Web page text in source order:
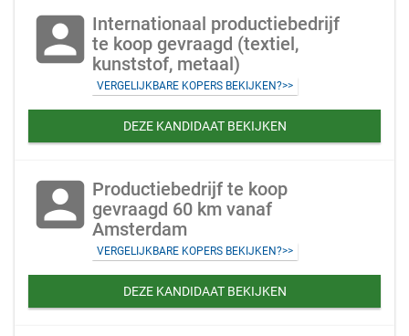
account_box Internationaal productiebedrijf
te koop gevraagd (textiel,
kunststof, metaal)
VERGELIJKBARE KOPERS BEKIJKEN?>>
DEZE KANDIDAAT BEKIJKEN
account_box Productiebedrijf te koop
gevraagd 60 km vanaf
Amsterdam
VERGELIJKBARE KOPERS BEKIJKEN?>>
DEZE KANDIDAAT BEKIJKEN